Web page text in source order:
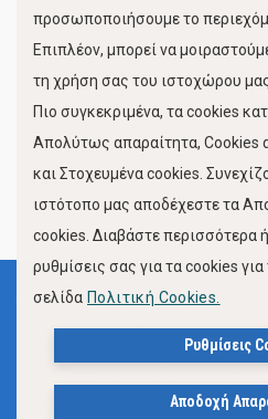
FOLLOW US
Όροι Χρήσης
Πολιτική
Πολιτική Cookies
προσωποποιήσουμε το
Επιπλέον, μπορεί να
τη χρήση σας του ιστοχώρου
Πιο συγκεκριμένα, τα cookies
Απολύτως απαραίτητα, Cookies
και Στοχευμένα cookies.
ιστότοπο μας αποδέχεστε τα
cookies. Διαβάστε περισσότερα ή
ρυθμίσεις σας για τα cookies
σελίδα Πολιτική Cookies.
Ρυθμίσεις
Αποδοχή